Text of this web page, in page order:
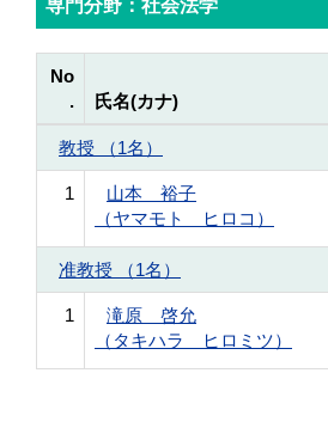
専門分野：社会法学
No
.
氏名(カナ)
教授 （1名）
1
山本 裕子
（ヤマモト ヒロコ）
准教授 （1名）
1
滝原 啓允
（タキハラ ヒロミツ）